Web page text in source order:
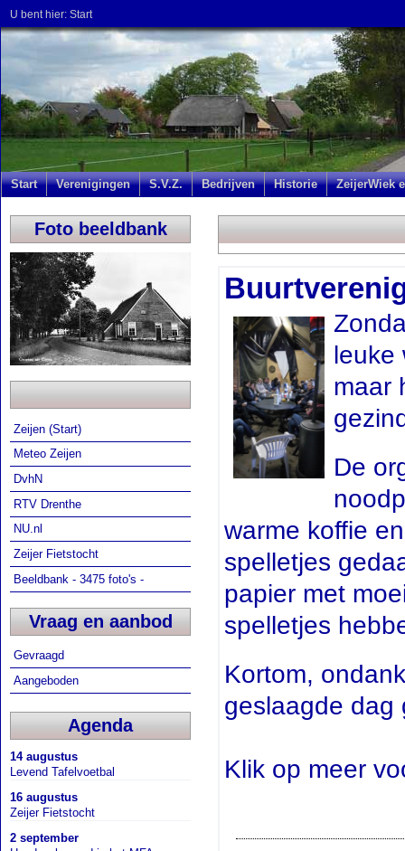
U bent hier: Start
Start Verenigingen S.V.Z. Bedrijven Historie ZeijerWiek
Foto beeldbank
Zeijen (Start)
Meteo Zeijen
DvhN
RTV Drenthe
NU.nl
Zeijer Fietstocht
Beeldbank - 3475 foto's -
Vraag en aanbod
Gevraagd
Aangeboden
Agenda
14 augustus
Levend Tafelvoetbal
16 augustus
Zeijer Fietstocht
2 september
leuke
maar
De
warme koffie
spelletjes
papier met
spelletjes
Kortom,
geslaagde dag
Klik op meer